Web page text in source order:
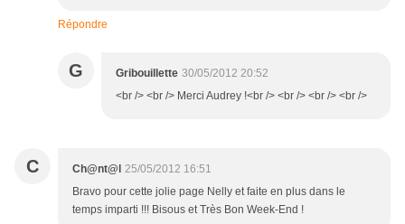
Répondre
G Gribouillette 30/05/2012 20:52
<br /> <br /> Merci Audrey !<br /> <br /> <br /> <br />
C Ch@nt@l 25/05/2012 16:51
Bravo pour cette jolie page Nelly et faite en plus dans le
temps imparti !!! Bisous et Très Bon Week-End !